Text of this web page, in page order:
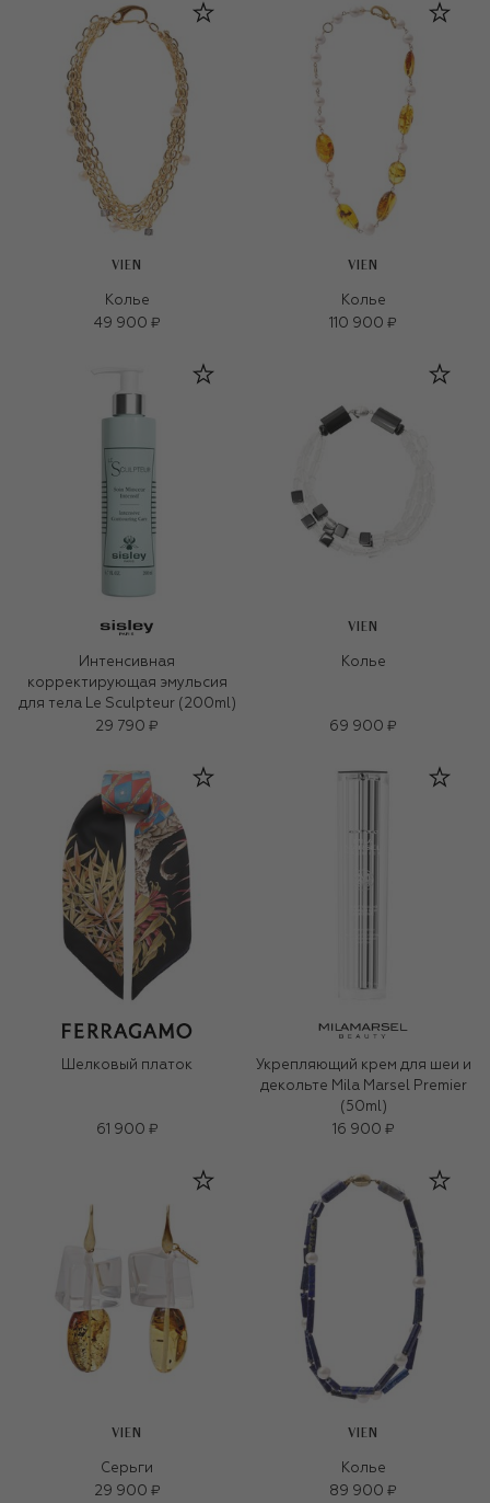
VIEN
Колье
49 900 ₽
VIEN
Колье
110 900 ₽
Интенсивная
корректирующая эмульсия
для тела Le Sculpteur (200ml)
29 790 ₽
VIEN
Колье
69 900 ₽
Шелковый платок
61 900 ₽
Укрепляющий крем для шеи и
декольте Mila Marsel Premier
(50ml)
16 900 ₽
VIEN
Серьги
29 900 ₽
VIEN
Колье
89 900 ₽